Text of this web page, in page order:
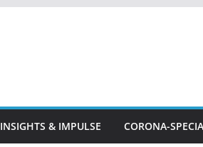
INSIGHTS & IMPULSE CORONA-